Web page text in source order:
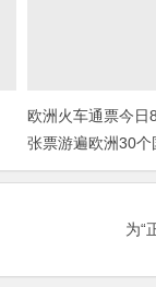
欧洲火车通票今日
张票游遍欧洲30个
40000多个目的地
为“